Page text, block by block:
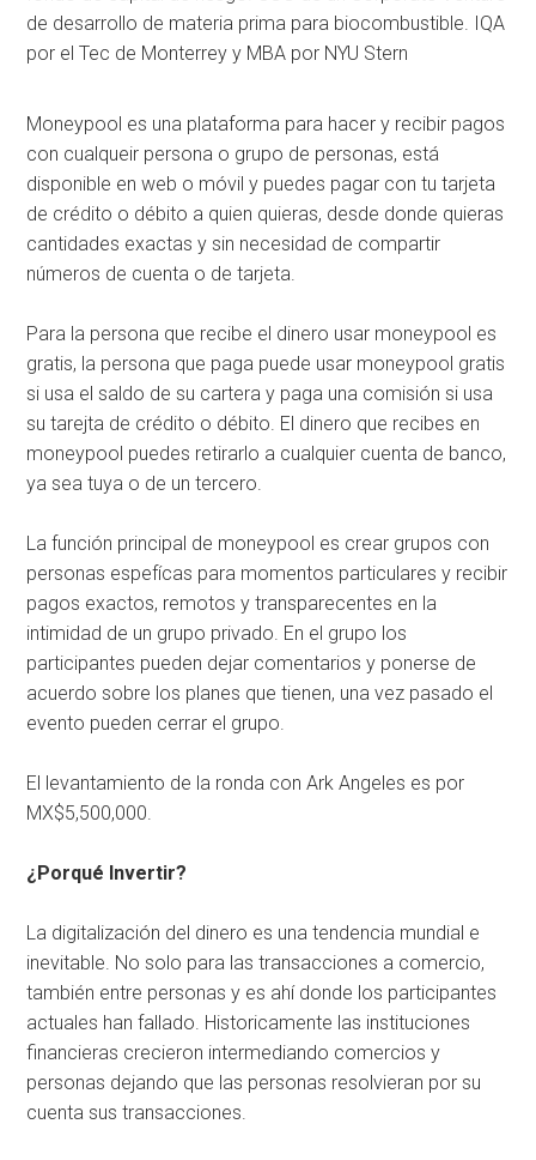
de desarrollo de materia prima para biocombustible. IQA
por el Tec de Monterrey y MBA por NYU Stern
Moneypool es una plataforma para hacer y recibir pagos
con cualqueir persona o grupo de personas, está
disponible en web o móvil y puedes pagar con tu tarjeta
de crédito o débito a quien quieras, desde donde quieras
cantidades exactas y sin necesidad de compartir
números de cuenta o de tarjeta.
Para la persona que recibe el dinero usar moneypool es
gratis, la persona que paga puede usar moneypool gratis
si usa el saldo de su cartera y paga una comisión si usa
su tarejta de crédito o débito. El dinero que recibes en
moneypool puedes retirarlo a cualquier cuenta de banco,
ya sea tuya o de un tercero.
La función principal de moneypool es crear grupos con
personas espefícas para momentos particulares y recibir
pagos exactos, remotos y transparecentes en la
intimidad de un grupo privado. En el grupo los
participantes pueden dejar comentarios y ponerse de
acuerdo sobre los planes que tienen, una vez pasado el
evento pueden cerrar el grupo.
El levantamiento de la ronda con Ark Angeles es por
MX$5,500,000.
¿Porqué Invertir?
La digitalización del dinero es una tendencia mundial e
inevitable. No solo para las transacciones a comercio,
también entre personas y es ahí donde los participantes
actuales han fallado. Historicamente las instituciones
financieras crecieron intermediando comercios y
personas dejando que las personas resolvieran por su
cuenta sus transacciones.